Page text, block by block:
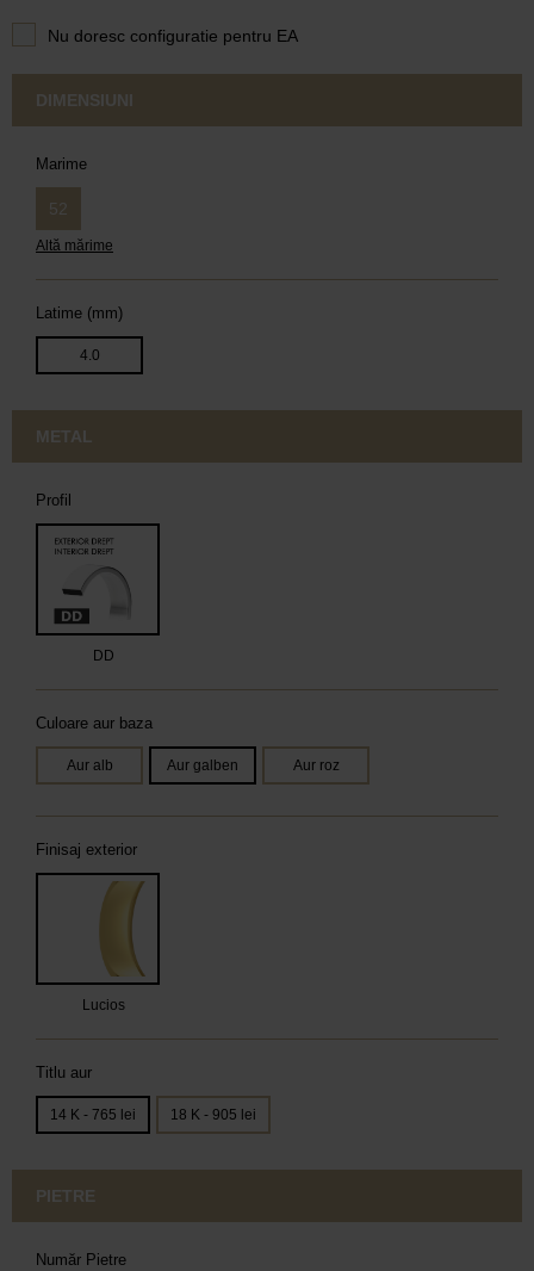
Nu doresc configuratie pentru EA
DIMENSIUNI
Marime
52
Altă mărime
Latime (mm)
4.0
METAL
Profil
DD
Culoare aur baza
Aur alb Aur galben Aur roz
Finisaj exterior
Lucios
Titlu aur
14 K - 765 lei 18 K - 905 lei
PIETRE
Număr Pietre